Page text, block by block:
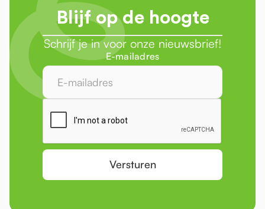
Blijf op de hoogte
Schrijf je in voor onze nieuwsbrief!
E-mailadres